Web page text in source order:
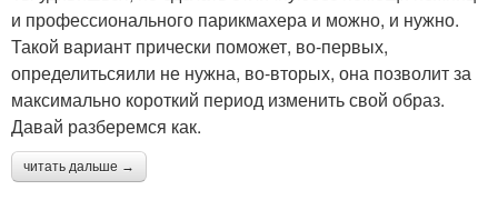
и профессионального парикмахера и можно, и нужно.
Такой вариант прически поможет, во-первых,
определитьсяили не нужна, во-вторых, она позволит за
максимально короткий период изменить свой образ.
Давай разберемся как.
читать дальше →